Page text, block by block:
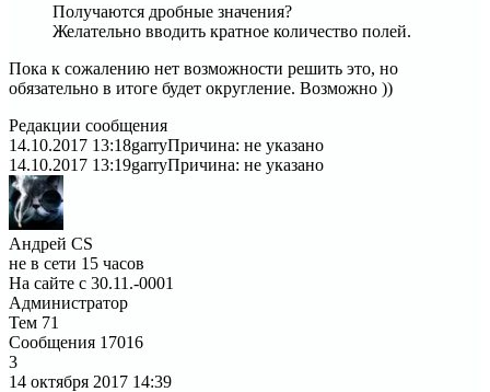
Получаются дробные значения?
Желательно вводить кратное количество полей.
Пока к сожалению нет возможности решить это, но
обязательно в итоге будет округление. Возможно ))
Редакции сообщения
14.10.2017 13:18garryПричина: не указано
14.10.2017 13:19garryПричина: не указано
Андрей CS
не в сети 15 часов
На сайте с 30.11.-0001
Администратор
Тем 71
Сообщения 17016
3
14 октября 2017 14:39